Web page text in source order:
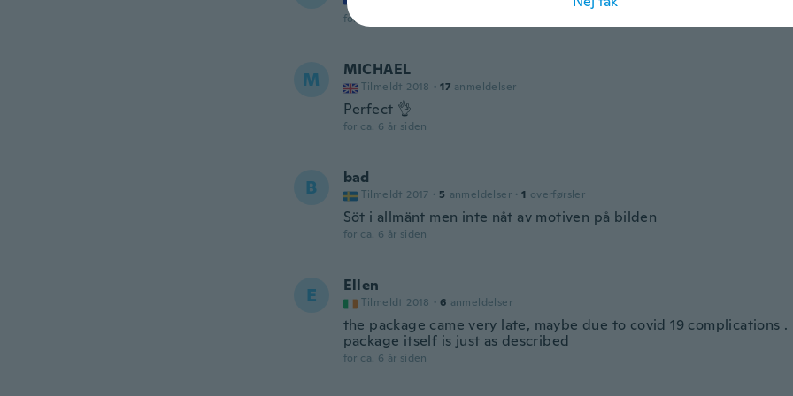
for ca. 6 år siden
M MICHAEL
Tilmeldt 2018 · 17 anmeldelser
Perfect 👌
for ca. 6 år siden
B bad
Tilmeldt 2017 · 5 anmeldelser · 1 overførsler
Söt i allmänt men inte nåt av motiven på bilden
for ca. 6 år siden
E Ellen
Tilmeldt 2018 · 6 anmeldelser
the package came very late, maybe due to covid 19 complications
package itself is just as described
for ca. 6 år siden